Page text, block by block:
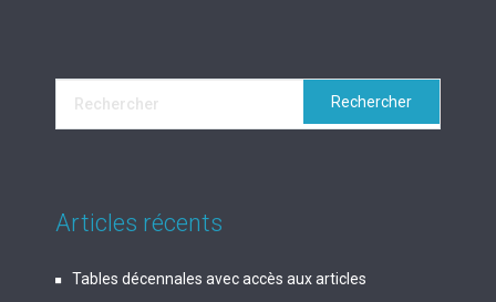
Articles récents
Tables décennales avec accès aux articles